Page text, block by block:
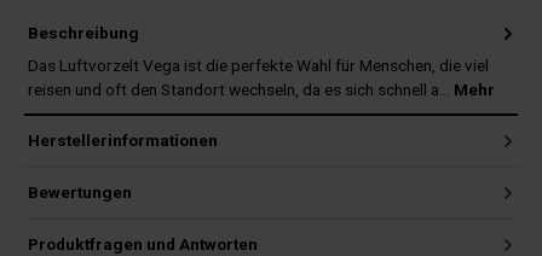
Beschreibung
Das Luftvorzelt Vega ist die perfekte Wahl für Menschen, die viel
reisen und oft den Standort wechseln, da es sich schnell a… Mehr
Herstellerinformationen
Bewertungen
Produktfragen und Antworten